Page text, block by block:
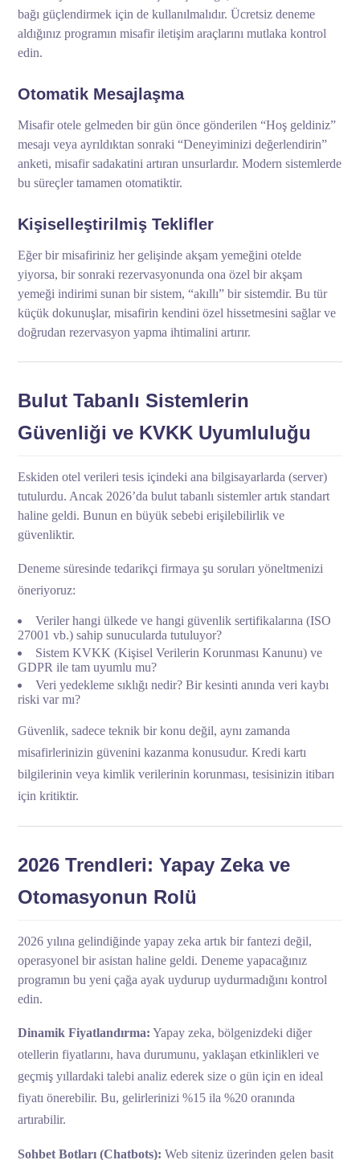
bağı güçlendirmek için de kullanılmalıdır. Ücretsiz deneme
aldığınız programın misafir iletişim araçlarını mutlaka kontrol
edin.
Otomatik Mesajlaşma
Misafir otele gelmeden bir gün önce gönderilen “Hoş geldiniz”
mesajı veya ayrıldıktan sonraki “Deneyiminizi değerlendirin”
anketi, misafir sadakatini artıran unsurlardır. Modern sistemlerde
bu süreçler tamamen otomatiktir.
Kişiselleştirilmiş Teklifler
Eğer bir misafiriniz her gelişinde akşam yemeğini otelde
yiyorsa, bir sonraki rezervasyonunda ona özel bir akşam
yemeği indirimi sunan bir sistem, “akıllı” bir sistemdir. Bu tür
küçük dokunuşlar, misafirin kendini özel hissetmesini sağlar ve
doğrudan rezervasyon yapma ihtimalini artırır.
Bulut Tabanlı Sistemlerin
Güvenliği ve KVKK Uyumluluğu
Eskiden otel verileri tesis içindeki ana bilgisayarlarda (server)
tutulurdu. Ancak 2026’da bulut tabanlı sistemler artık standart
haline geldi. Bunun en büyük sebebi erişilebilirlik ve
güvenliktir.
Deneme süresinde tedarikçi firmaya şu soruları yöneltmenizi
öneriyoruz:
Veriler hangi ülkede ve hangi güvenlik sertifikalarına (ISO
27001 vb.) sahip sunucularda tutuluyor?
Sistem KVKK (Kişisel Verilerin Korunması Kanunu) ve
GDPR ile tam uyumlu mu?
Veri yedekleme sıklığı nedir? Bir kesinti anında veri kaybı
riski var mı?
Güvenlik, sadece teknik bir konu değil, aynı zamanda
misafirlerinizin güvenini kazanma konusudur. Kredi kartı
bilgilerinin veya kimlik verilerinin korunması, tesisinizin itibarı
için kritiktir.
2026 Trendleri: Yapay Zeka ve
Otomasyonun Rolü
2026 yılına gelindiğinde yapay zeka artık bir fantezi değil,
operasyonel bir asistan haline geldi. Deneme yapacağınız
programın bu yeni çağa ayak uydurup uydurmadığını kontrol
edin.
Dinamik Fiyatlandırma: Yapay zeka, bölgenizdeki diğer
otellerin fiyatlarını, hava durumunu, yaklaşan etkinlikleri ve
geçmiş yıllardaki talebi analiz ederek size o gün için en ideal
fiyatı önerebilir. Bu, gelirlerinizi %15 ila %20 oranında
artırabilir.
Sohbet Botları (Chatbots): Web siteniz üzerinden gelen basit